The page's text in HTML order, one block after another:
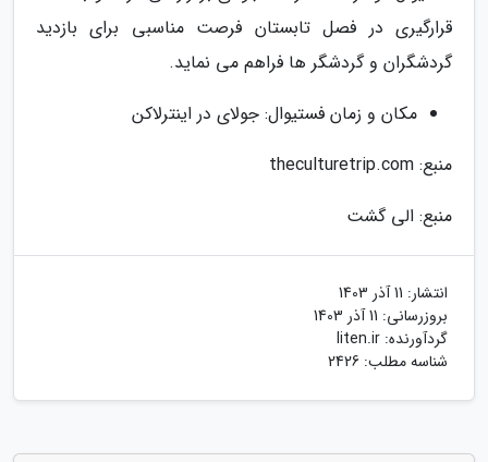
قرارگیری در فصل تابستان فرصت مناسبی برای بازدید
گردشگران و گردشگر ها فراهم می نماید.
مکان و زمان فستیوال: جولای در اینترلاکن
منبع: theculturetrip.com
منبع: الی گشت
انتشار: 11 آذر 1403
بروزرسانی: 11 آذر 1403
گردآورنده: liten.ir
شناسه مطلب: 2426